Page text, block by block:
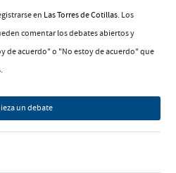
en Las Torres de Cotillas. Los
comentar los debates abiertos y
de acuerdo" o "No estoy de acuerdo" que
un debate